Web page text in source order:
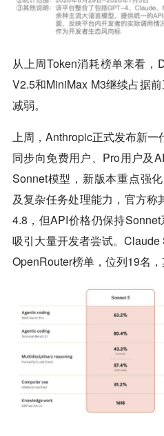
从上周Token消耗榜单来看，
V2.5和MiniMax M3继续占据
减弱。
上周，Anthropic正式发布新
同步向免费用户、Pro用户及
Sonnet模型，新版本重点强
及复杂任务处理能力，官方
4.8，但API价格仍保持
吸引大量开发者尝试。
OpenRouter榜单，位列19名，